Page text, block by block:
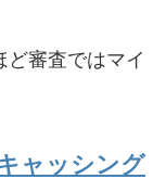
審査ではマイ
ャッシング